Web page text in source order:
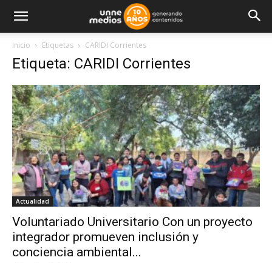
Inicio Etiquetas CARIDI Corrientes
Etiqueta: CARIDI Corrientes
Actualidad
Voluntariado Universitario Con un proyecto
integrador promueven inclusión y
conciencia ambiental...